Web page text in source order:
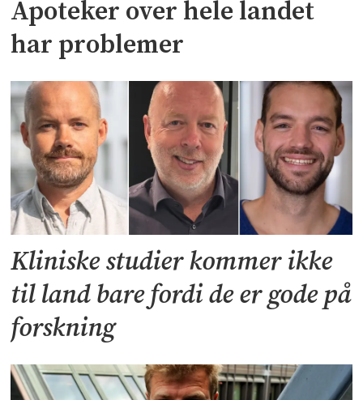
Apoteker over hele landet
har problemer
Kliniske studier kommer ikke
til land bare fordi de er gode på
forskning